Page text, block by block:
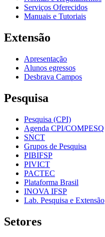
Serviços Oferecidos
Manuais e Tutoriais
Extensão
Apresentação
Alunos egressos
Desbrava Campos
Pesquisa
Pesquisa (CPI)
Agenda CPI/COMPESQ
SNCT
Grupos de Pesquisa
PIBIFSP
PIVICT
PACTEC
Plataforma Brasil
INOVA IFSP
Lab. Pesquisa e Extensão
Setores